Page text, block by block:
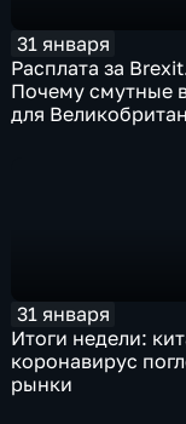
31 января
Расплата за
Почему смутные
для
31 января
Итоги недели:
коронавирус
рынки